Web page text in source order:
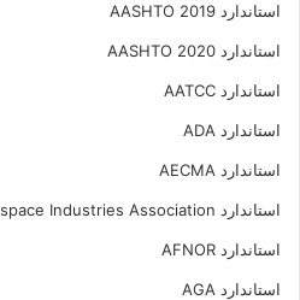
استاندارد AASHTO 2019
استاندارد AASHTO 2020
استاندارد AATCC
استاندارد ADA
استاندارد AECMA
استاندارد Aerospace Industries Association
استاندارد AFNOR
استاندارد AGA